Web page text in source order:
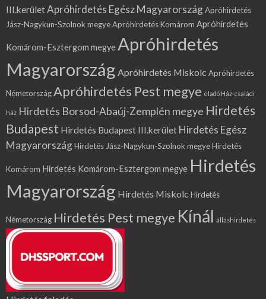
III.kerületApróhirdetés Egész MagyarországApróhirdetés
Jász-Nagykun-Szolnok megyeApróhirdetés Komárom Apróhirdetés
Komárom-Esztergom megye Apróhirdetés
Magyarország Apróhirdetés Miskolc Apróhirdetés
NémetországApróhirdetés Pest megye eladó Ház-családi
ház Hirdetés Borsod-Abaúj-Zemplén megye Hirdetés
Budapest Hirdetés Budapest III.kerület Hirdetés Egész
MagyarországHirdetés Jász-Nagykun-Szolnok megyeHirdetés
Komárom Hirdetés Komárom-Esztergom megye Hirdetés
Magyarország Hirdetés Miskolc Hirdetés
Németország Hirdetés Pest megye Kínál álláshirdetés